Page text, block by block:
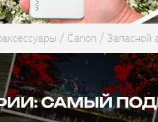
Canon Запасной